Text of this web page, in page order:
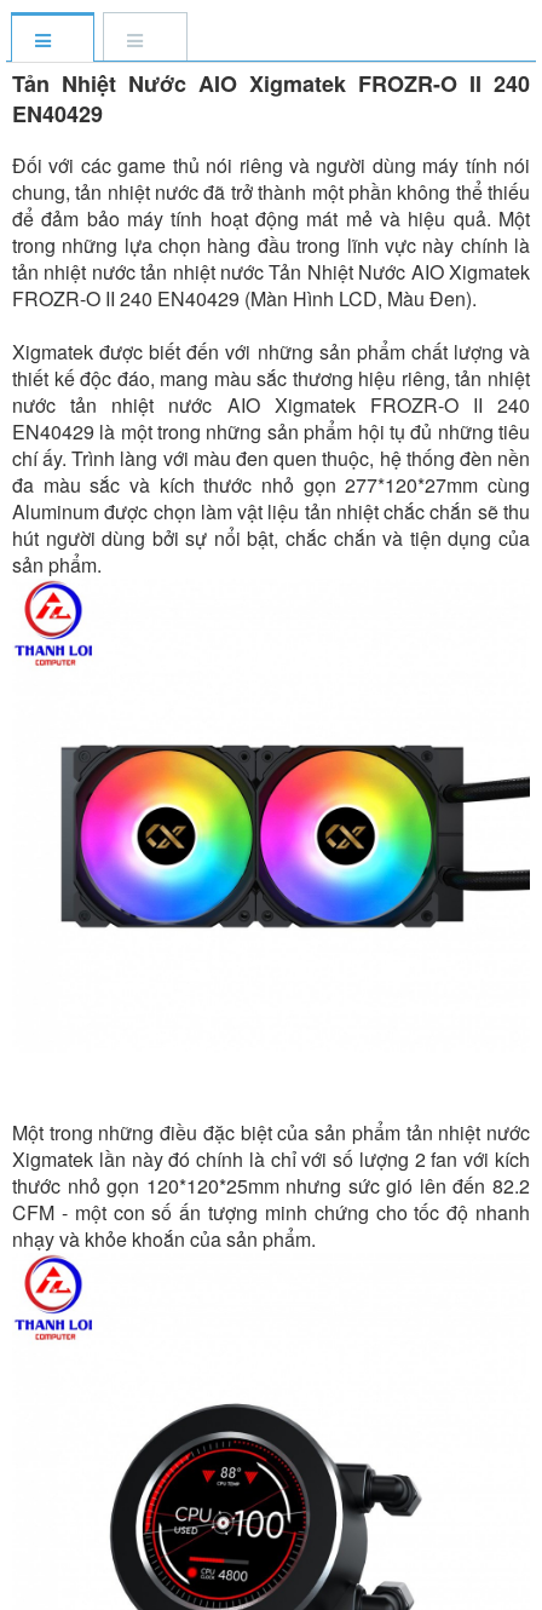
Tản Nhiệt Nước AIO Xigmatek FROZR-O II 240
EN40429
Đối với các game thủ nói riêng và người dùng máy tính nói
chung, tản nhiệt nước đã trở thành một phần không thể thiếu
để đảm bảo máy tính hoạt động mát mẻ và hiệu quả. Một
trong những lựa chọn hàng đầu trong lĩnh vực này chính là
tản nhiệt nước tản nhiệt nước Tản Nhiệt Nước AIO Xigmatek
FROZR-O II 240 EN40429 (Màn Hình LCD, Màu Đen).
Xigmatek được biết đến với những sản phẩm chất lượng và
thiết kế độc đáo, mang màu sắc thương hiệu riêng, tản nhiệt
nước tản nhiệt nước AIO Xigmatek FROZR-O II 240
EN40429 là một trong những sản phẩm hội tụ đủ những tiêu
chí ấy. Trình làng với màu đen quen thuộc, hệ thống đèn nền
đa màu sắc và kích thước nhỏ gọn 277*120*27mm cùng
Aluminum được chọn làm vật liệu tản nhiệt chắc chắn sẽ thu
hút người dùng bởi sự nổi bật, chắc chắn và tiện dụng của
sản phẩm.
Một trong những điều đặc biệt của sản phẩm tản nhiệt nước
Xigmatek lần này đó chính là chỉ với số lượng 2 fan với kích
thước nhỏ gọn 120*120*25mm nhưng sức gió lên đến 82.2
CFM - một con số ấn tượng minh chứng cho tốc độ nhanh
nhạy và khỏe khoắn của sản phẩm.